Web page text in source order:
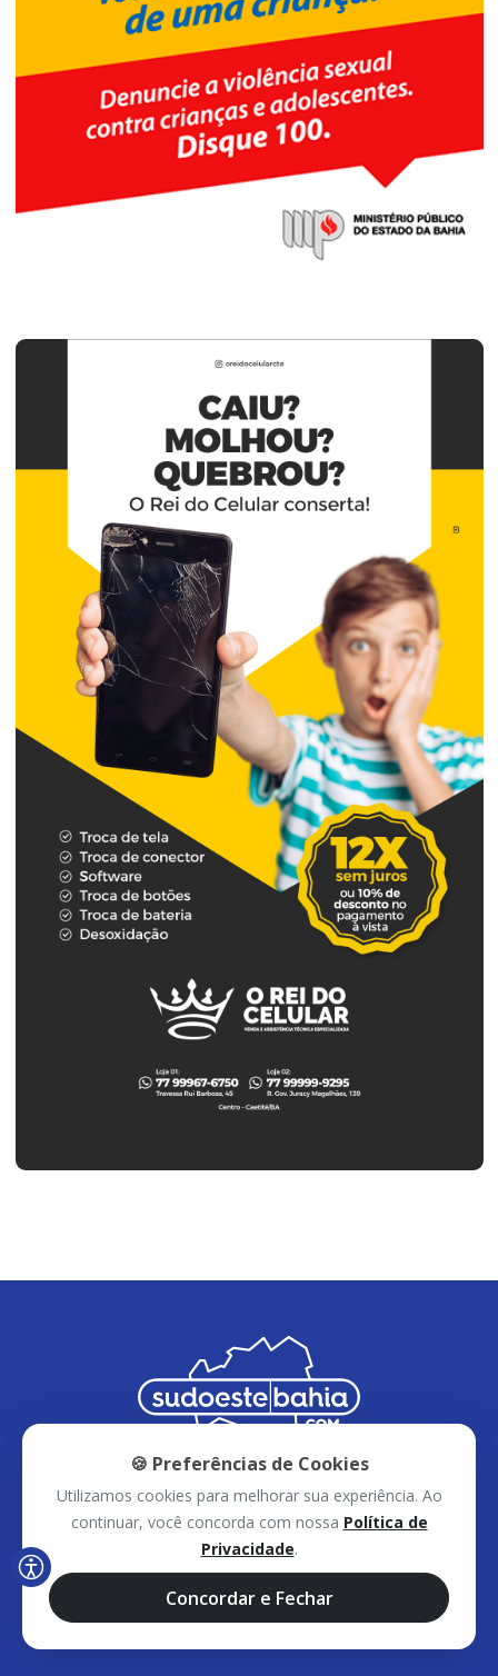
Inicial Notícias
Eventos
Voz do Povo
Vídeos Reels Contato
🍪 Preferências de Cookies
Utilizamos cookies para melhorar sua experiência. Ao
continuar, você concorda com nossa Política de
Privacidade.
Concordar e Fechar